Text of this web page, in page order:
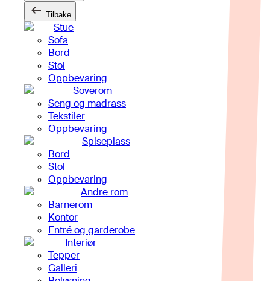
Tilbake
Stue
Sofa
Bord
Stol
Oppbevaring
Soverom
Seng og madrass
Tekstiler
Oppbevaring
Spiseplass
Bord
Stol
Oppbevaring
Andre rom
Barnerom
Kontor
Entré og garderobe
Interiør
Tepper
Galleri